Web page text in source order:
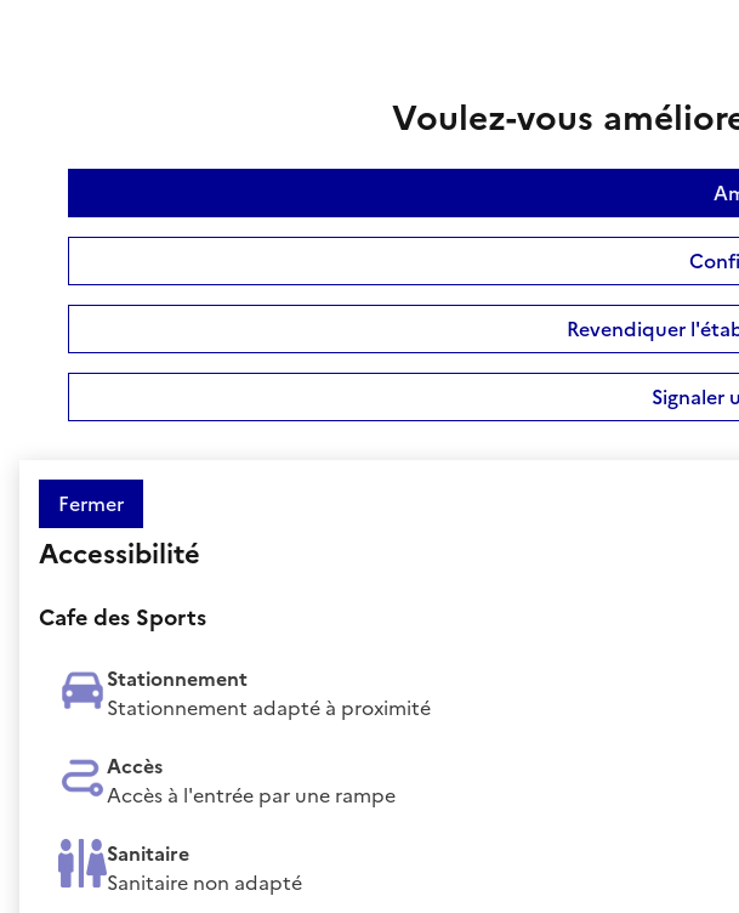
Voulez-vous
Revendiquer
Signaler
Fermer
Accessibilité
Cafe des Sports
Stationnement
Stationnement adapté à proximité
Accès
Accès à l'entrée par une rampe
Sanitaire
Sanitaire non adapté